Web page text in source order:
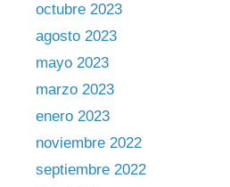
octubre 2023
agosto 2023
mayo 2023
marzo 2023
enero 2023
noviembre 2022
septiembre 2022